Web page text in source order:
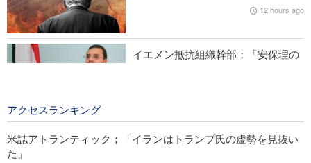
イラン革命防衛隊；「外国メディアがトランプ氏の敗北を認め
たのは、革命的メディアの聖なる努力の成果」
12 hours ago
イエメン抵抗組織幹部；「安保理の
アクセスランキング
米誌アトランティック；「イランはトランプ氏の虚勢を見抜い
た」